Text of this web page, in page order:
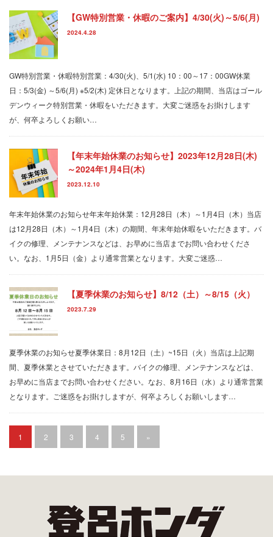
【GW特別営業・休暇のご案内】4/30(火)～5/6(月)
2024.4.28
GW特別営業・休暇特別営業：4/30(火)、5/1(水) 10：00～17：00GW休業
日：5/3(金) ～5/6(月) ※5/2(木) 定休日となります。上記の期間、当店はゴール
デンウィーク特別営業・休暇をいただきます。大変ご迷惑をお掛けします
が、何卒よろしくお願い…
【年末年始休業のお知らせ】2023年12月28日(木)
～2024年1月4日(木)
2023.12.10
年末年始休業のお知らせ年末年始休業：12月28日（木）～1月4日（木）当店
は12月28日（木）～1月4日（木）の期間、年末年始休暇をいただきます。バ
イクの修理、メンテナンスなどは、お早めに当店までお問い合わせくださ
い。なお、1月5日（金）より通常営業となります。大変ご迷惑…
【夏季休業のお知らせ】8/12（土）～8/15（火）
2023.7.29
夏季休業のお知らせ夏季休業日：8月12日（土）~15日（火）当店は上記期
間、夏季休業とさせていただきます。バイクの修理、メンテナンスなどは、
お早めに当店までお問い合わせください。なお、8月16日（水）より通常営業
となります。ご迷惑をお掛けしますが、何卒よろしくお願いします…
1 2 3 4 5 »